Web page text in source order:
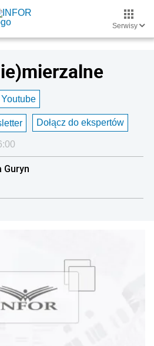
Serwisy
Dołącz do ekspertów
Guryn